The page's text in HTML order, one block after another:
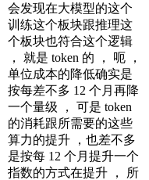
会发现在大模型的这个
训练这个板块跟推理这
个板块也符合这个逻辑
， 就是 token 的 ， 呃 ，
单位成本的降低确实是
按每差不多 12 个月再降
一个量级 ， 可是 token
的消耗跟所需要的这些
算力的提升 ，也差不多
是按每 12 个月提升一个
指数的方式在提升 ， 所